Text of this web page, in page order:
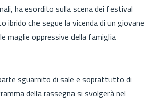
ha esordito sulla scena dei festival
ibrido che segue la vicenda di un giovane
maglie oppressive della famiglia
sguarnito di sale e soprattutto di
della rassegna si svolgerà nel